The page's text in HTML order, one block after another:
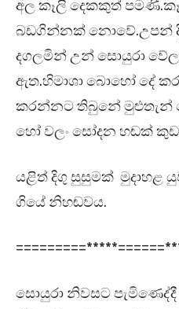
අල කෑලි දෙකකුත්
බඩගින්නක් නොවේ.උපන්
දගලමින් උන් සොයුරා
ඇත.හිමාශා බොහෝ දේ
කරන්නට තිබුනේ මුළුතැන්
හෝ වලං සෝදන හඬක්
යළිත් දිගු සුසුමක් මුදාහළ
ගියේ නිහඬවය.
සොයුරා නිවසට